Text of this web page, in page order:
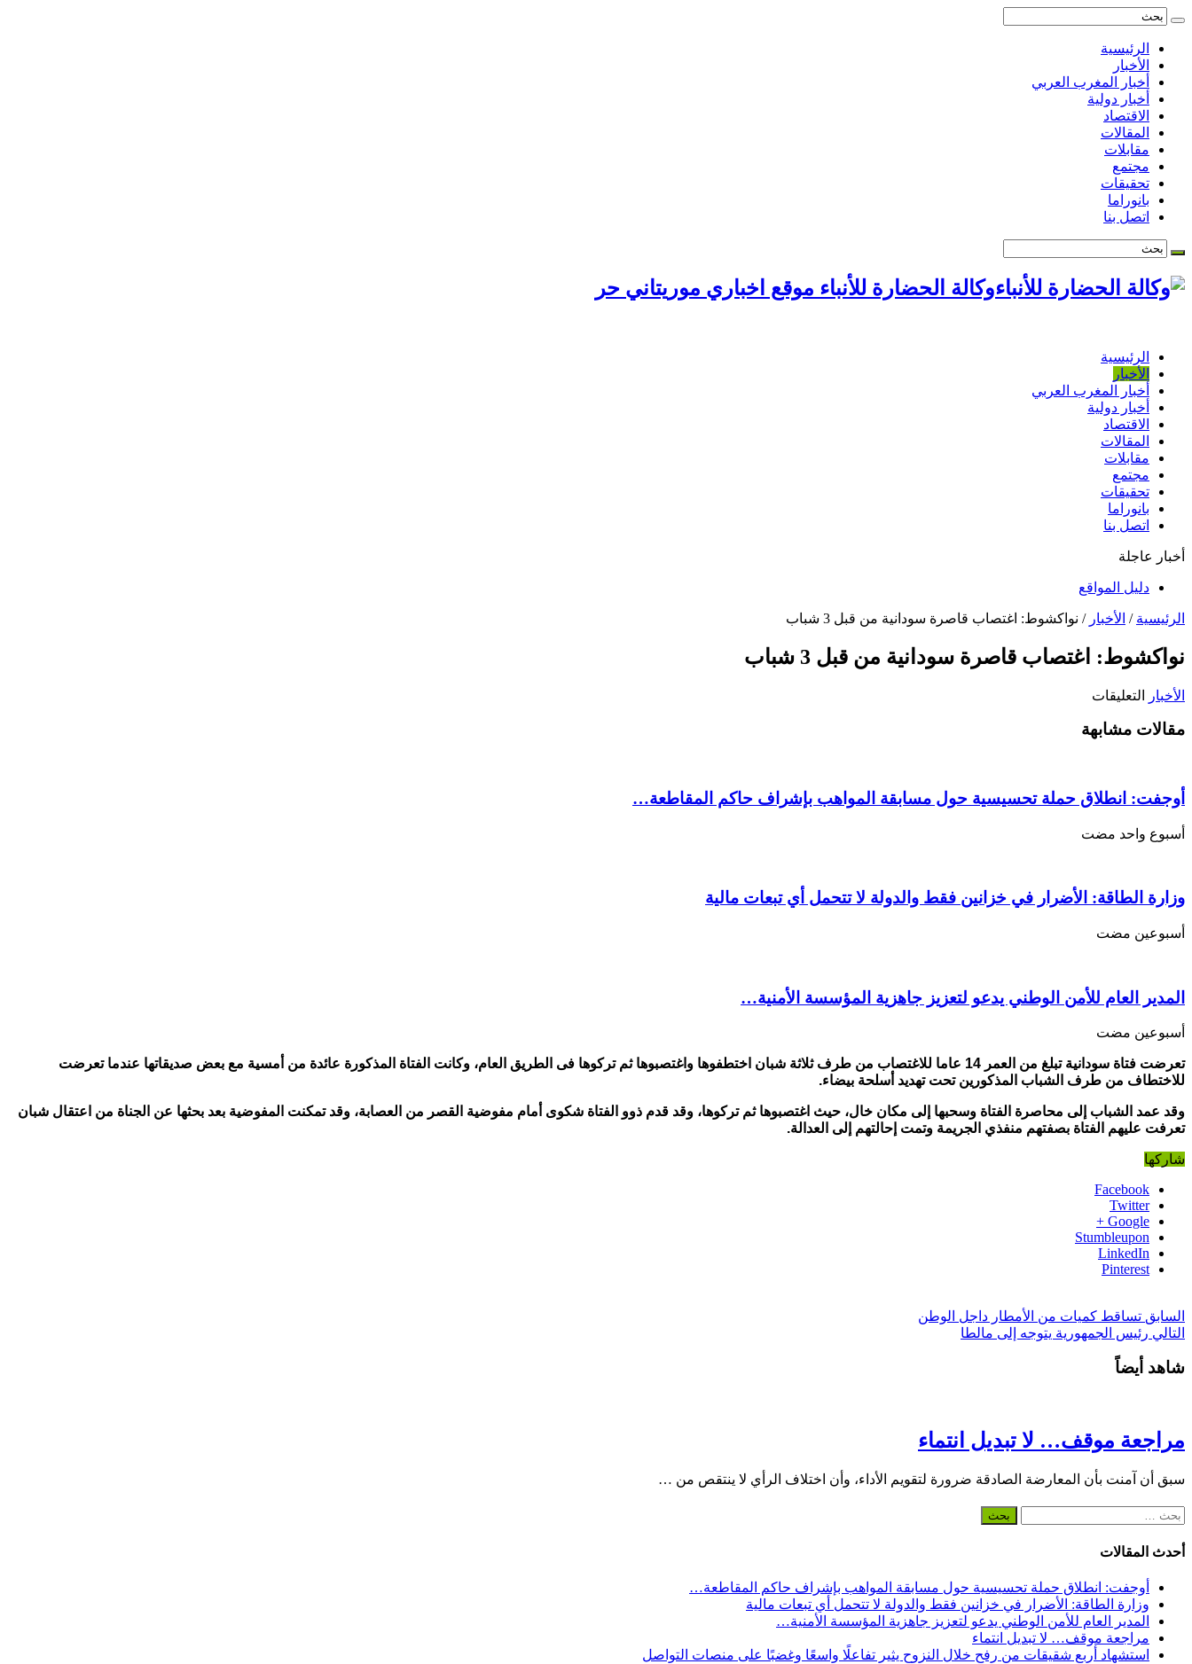
الرئيسية
الأخبار
أخبار المغرب العربي
أخبار دولية
الاقتصاد
المقالات
مقابلات
مجتمع
تحقيقات
بانوراما
اتصل بنا
وكالة الحضارة للأنباء موقع اخباري موريتاني حر
الرئيسية
الأخبار
أخبار المغرب العربي
أخبار دولية
الاقتصاد
المقالات
مقابلات
مجتمع
تحقيقات
بانوراما
اتصل بنا
أخبار عاجلة
دليل المواقع
الرئيسية / الأخبار / نواكشوط: اغتصاب قاصرة سودانية من قبل 3 شباب
نواكشوط: اغتصاب قاصرة سودانية من قبل 3 شباب
الأخبار التعليقات
اغتصاب
قبل
3
مقالات مشابهة
أوجفت: انطلاق حملة تحسيسية حول مسابقة المواهب بإشراف حاكم المقاطعة…
‏أسبوع واحد مضت
وزارة الطاقة: الأضرار في خزانين فقط والدولة لا تتحمل أي تبعات مالية
‏أسبوعين مضت
المدير العام للأمن الوطني يدعو لتعزيز جاهزية المؤسسة الأمنية…
‏أسبوعين مضت
تعرضت فتاة سودانية تبلغ من العمر 14 عاما للاغتصاب من طرف ثلاثة شبان اختطفوها واغتصبوها ثم تركوها فى الطريق العام، وكانت الفتاة المذكورة عائدة من أمسية مع بعض صديقاتها عندما تعرضت
للاختطاف من طرف الشباب المذكورين تحت تهديد أسلحة بيضاء.
وقد عمد الشباب إلى محاصرة الفتاة وسحبها إلى مكان خال، حيث اغتصبوها ثم تركوها، وقد قدم ذوو الفتاة شكوى أمام مفوضية القصر من العصابة، وقد تمكنت المفوضية بعد بحثها عن الجناة من اعتقال شبان
تعرفت عليهم الفتاة بصفتهم منفذي الجريمة وتمت إحالتهم إلى العدالة.
شاركها
Facebook
Twitter
Google +
Stumbleupon
LinkedIn
Pinterest
السابق تساقط كميات من الأمطار داجل الوطن
التالي رئيس الجمهورية يتوجه إلى مالطا
شاهد أيضاً
مراجعة موقف… لا تبديل انتماء
سبق أن آمنت بأن المعارضة الصادقة ضرورة لتقويم الأداء، وأن اختلاف الرأي لا ينتقص من …
البحث
أحدث المقالات
أوجفت: انطلاق حملة تحسيسية حول مسابقة المواهب بإشراف حاكم المقاطعة…
وزارة الطاقة: الأضرار في خزانين فقط والدولة لا تتحمل أي تبعات مالية
المدير العام للأمن الوطني يدعو لتعزيز جاهزية المؤسسة الأمنية…
مراجعة موقف… لا تبديل انتماء
استشهاد أربع شقيقات من رفح خلال النزوح يثير تفاعلًا واسعًا وغضبًا على منصات التواصل